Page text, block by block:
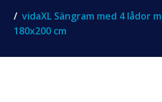
vidaXL Sängram med 4 lådor
180x200 cm